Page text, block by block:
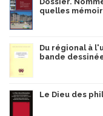
quelles
Du régional à
bande
Le Dieu des